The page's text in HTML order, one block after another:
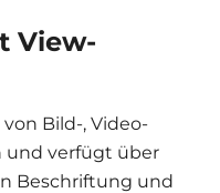
View-
Bild-, Video-
und verfügt über
Beschriftung und